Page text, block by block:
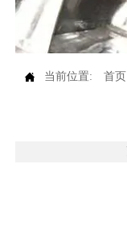
 当前位置: 首页